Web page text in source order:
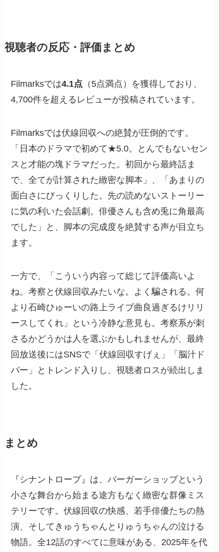
視聴者の反応・評価まとめ
Filmarksでは4.1点 （5点満点）を獲得しており、
4,700件を超えるレビューが投稿されています。
Filmarksでは伏線回収への絶賛が圧倒的です。
「日本のドラマで初めて★5.0。とんでもないセン
スと才能の塊ドラマだった。初回から最終話ま
で、全てが計算された緻密な脚本」、「あまりの
面白さにびっくりした。先の読めないストーリー
に気の利いた会話劇。俳優さんも含め兎に角最高
でした」と、脚本の完成度を絶賛する声が目立ち
ます。
一方で、「こういう内容って総じて評価高いよ
ね。考察と伏線回収みたいな。よく騙される。何
より石崎ひゅーいの路上ライブ曲良過ぎるけリリ
ースしてくれ」という冷静な意見も。考察系が刺
さるかどうかは人を選ぶかもしれませんが、最終
回放送後にはSNSで「伏線回収すげぇ」「脳汁ド
バー」とトレンド入りし、視聴者ロスが続出しま
した。
まとめ
『シナントロープ』は、バーガーショップという
小さな舞台から始まる途方もなく緻密な群像ミス
テリーです。伏線回収の快感、若手俳優たちの熱
演、そしてきゅうちゃんとりゅうちゃんの泣ける
物語。全12話のすべてに意味がある、2025年を代